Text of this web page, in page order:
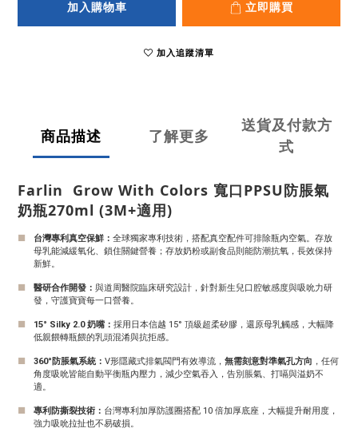
加入購物車 立即購買
加入追蹤清單
商品描述 了解更多
送貨及付款方
式
Farlin Grow With Colors 寬口PPSU防脹氣
奶瓶270ml (3M+適用)
台灣專利真空保鮮： 全球獨家專利技術，搭配真空配件可排除瓶內空氣。存放
母乳能減緩氧化、鎖住關鍵營養；存放奶粉或副食品則能防潮抗氧，長效保持
新鮮。
醫研合作開發： 與道周醫院臨床研究設計，針對新生兒口腔敏感度與吸吮力研
發，守護寶寶每一口營養。
15° Silky 2.0 奶嘴： 採用日本信越 15° 頂級超柔矽膠，還原母乳觸感，大幅降
低親餵轉瓶餵的乳頭混淆與抗拒感。
360°防脹氣系統： V形隱藏式排氣閥門有效導流， 無需刻意對準氣孔方向 ，任何
角度吸吮皆能自動平衡瓶內壓力，減少空氣吞入，告別脹氣、打嗝與溢奶不
適。
專利防撕裂技術： 台灣專利加厚防護圈搭配 10 倍加厚底座，大幅提升耐用度，
強力吸吮拉扯也不易破損。